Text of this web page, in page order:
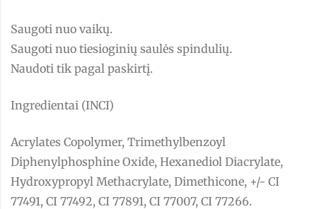
Saugoti nuo vaikų.
Saugoti nuo tiesioginių saulės spindulių.
Naudoti tik pagal paskirtį.
Ingredientai (INCI)
Acrylates Copolymer, Trimethylbenzoyl
Diphenylphosphine Oxide, Hexanediol Diacrylate,
Hydroxypropyl Methacrylate, Dimethicone, +/- CI
77491, CI 77492, CI 77891, CI 77007, CI 77266.